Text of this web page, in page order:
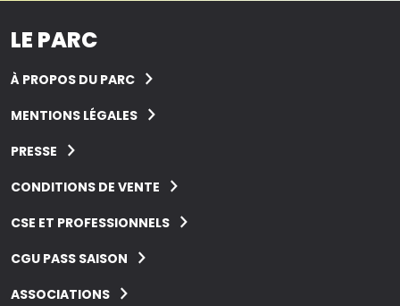
LE PARC
À PROPOS DU PARC
MENTIONS LÉGALES
PRESSE
CONDITIONS DE VENTE
CSE ET PROFESSIONNELS
CGU PASS SAISON
ASSOCIATIONS